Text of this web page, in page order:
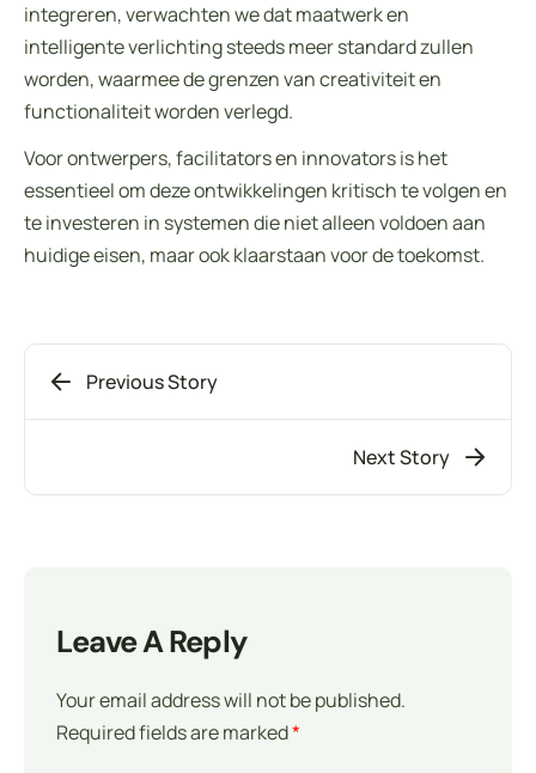
integreren, verwachten we dat maatwerk en
intelligente verlichting steeds meer standard zullen
worden, waarmee de grenzen van creativiteit en
functionaliteit worden verlegd.
Voor ontwerpers, facilitators en innovators is het
essentieel om deze ontwikkelingen kritisch te volgen en
te investeren in systemen die niet alleen voldoen aan
huidige eisen, maar ook klaarstaan voor de toekomst.
Previous Story
Next Story
Leave A Reply
Your email address will not be published.
Required fields are marked*